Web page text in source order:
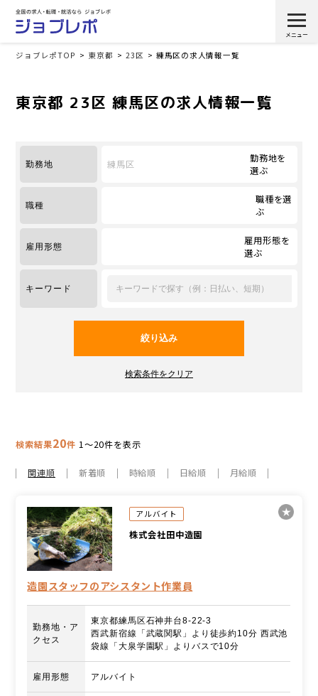
ジョブレポTOP 東京都 23区 練馬区の求人情報一覧
東京都 23区 練馬区の求人情報一覧
勤務地 練馬区
勤務地を
選ぶ
職種
職種を選
ぶ
雇用形態
雇用形態を
選ぶ
キーワード
検索結果20件 1～20件を表示
関連順 新着順 時給順 日給順 月給順
アルバイト
株式会社田中造園
造園スタッフのアシスタント作業員
勤務地・ア
クセス
東京都練馬区石神井台8-22-3
西武新宿線「武蔵関駅」より徒歩約10分 西武池
袋線「大泉学園駅」よりバスで10分
雇用形態 アルバイト